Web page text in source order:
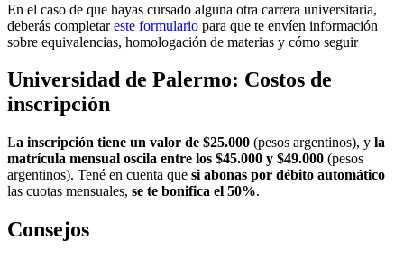
En el caso de que hayas cursado alguna otra carrera universitaria,
deberás completareste formulario para que te envíen información
sobre equivalencias, homologación de materias y cómo seguir
Universidad de Palermo: Costos de
inscripción
La inscripción tiene un valor de $25.000 (pesos argentinos), y la
matrícula mensual oscila entre los $45.000 y $49.000 (pesos
argentinos). Tené en cuenta que si abonas por débito automático
las cuotas mensuales, se te bonifica el 50%.
Consejos